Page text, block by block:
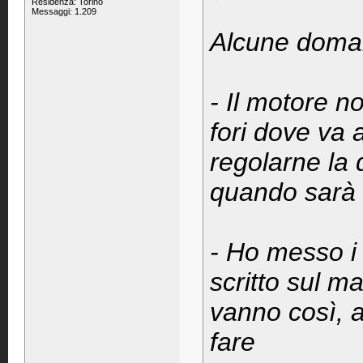
Messaggi: 1.209
Alcune
- Il motore
fori dove va
regolarne la
quando
- Ho messo
scritto sul
vanno così,
fare